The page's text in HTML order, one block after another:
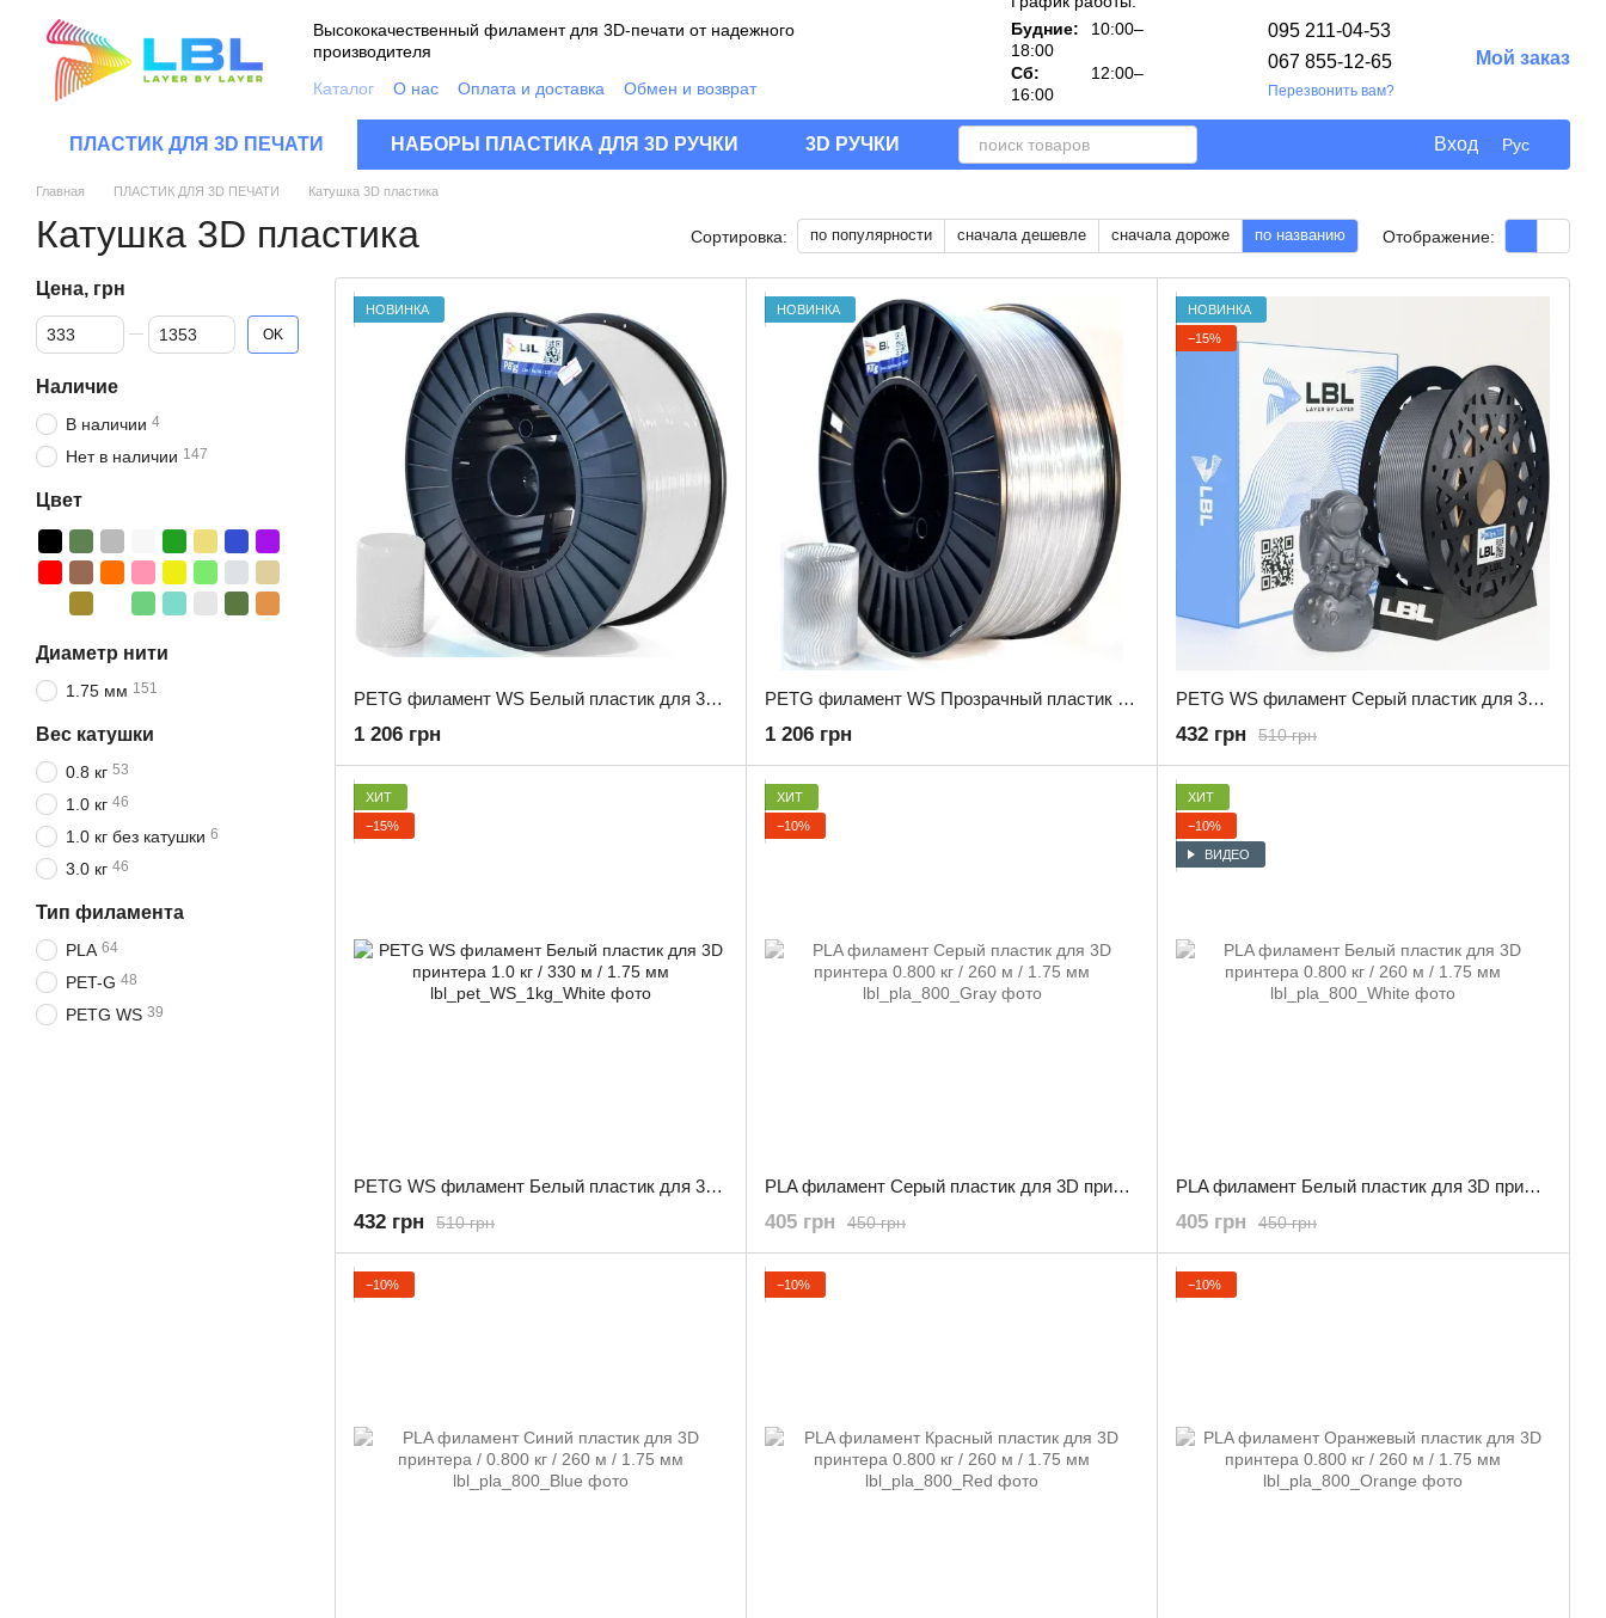
Перейти к основному контенту
Высококачественный филамент для 3D-печати от надежного
производителя
Каталог
О нас Оплата и доставка
Обмен и возврат
Пользовательское соглашение
Блог
Отзывы о магазине
Будние:
10:00–
18:00
Сб:
12:00–
16:00
095 211-04-53
067 855-12-65
Перезвонить вам?
Мой заказ
ПЛАСТИК ДЛЯ 3D ПЕЧАТИ НАБОРЫ ПЛАСТИКА ДЛЯ 3D РУЧКИ 3D РУЧКИ Вход Рус
Главная ПЛАСТИК ДЛЯ 3D ПЕЧАТИ Катушка 3D пластика
Катушка 3D пластика Сортировка: по популярности сначала дешевле сначала дороже по названию Отображение:
НОВИНКА
PETG филамент WS Белый пластик для 3D принтера 3.0 кг / 960 м / 1.75 мм
1 206 грн
НОВИНКА
PETG филамент WS Прозрачный пластик для 3D принтера 3.0 кг / 960 м / 1.75 мм
1 206 грн
НОВИНКА
−15%
PETG WS филамент Серый пластик для 3D принтера 1.0 кг / 330 м / 1.75 мм
510 грн
432 грн
ХИТ
−15%
PETG WS филамент Белый пластик для 3D принтера 1.0 кг / 330 м / 1.75 мм
510 грн
432 грн
ХИТ
−10%
PLA филамент Серый пластик для 3D принтера 0.800 кг / 260 м / 1.75 мм
450 грн
405 грн
ХИТ
−10%
ВИДЕО
PLA филамент Белый пластик для 3D принтера 0.800 кг / 260 м / 1.75 мм
450 грн
405 грн
−10% −10% −10%
Цена, грн
От Цена, грн
До Цена, грн OK
Наличие
В наличии 4
Нет в наличии 147
Цвет
Диаметр нити
1.75 мм 151
Вес катушки
0.8 кг 53
1.0 кг 46
1.0 кг без катушки 6
3.0 кг 46
Тип филамента
PLA 64
PET-G 48
PETG WS 39